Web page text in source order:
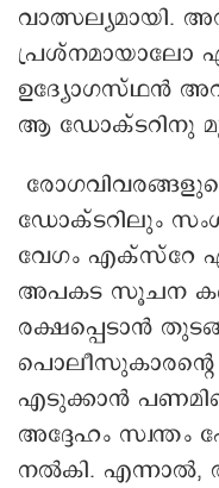
വാത്സല്യമായി.
പ്രശ്നമായാലോ
ഉദ്യോഗസ്ഥൻ
ആ ഡോക്ടറിനു
ഡോക്ടറിലും
വേഗം എക്സ്റേ
അപകട സൂചന
രക്ഷപ്പെടാൻ
എടുക്കാൻ
അദ്ദേഹം സ്വന്തം
നൽകി. എന്നാൽ,